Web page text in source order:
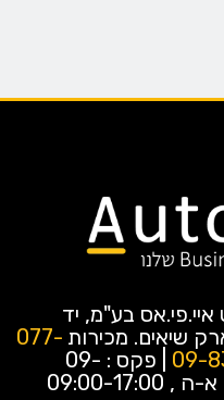
איי.פי.אס בע"מ, יד
מכירות 077-
09-
| פקס : 09-
17:00